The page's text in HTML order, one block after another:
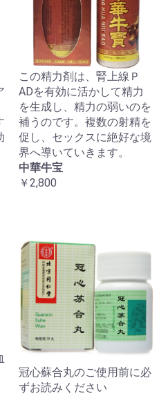
この精力剤は、腎上線Ｐ
ADを有効に活かして精力
を生成し、精力の弱いのを
補うのです。複数の射精を
促し、セックスに絶好な境
界へ導いていきます。
中華牛宝
￥2,800
冠心蘇合丸のご使用前に必
ずお読みください